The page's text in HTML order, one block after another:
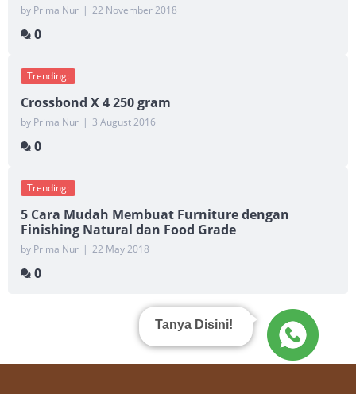
by Prima Nur | 22 November 2018
0
Trending:
Crossbond X 4 250 gram
by Prima Nur | 3 August 2016
0
Trending:
5 Cara Mudah Membuat Furniture dengan
Finishing Natural dan Food Grade
by Prima Nur | 22 May 2018
0
Tanya Disini!